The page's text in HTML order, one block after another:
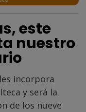
este
nuestro
incorpora
y será la
de los nueve